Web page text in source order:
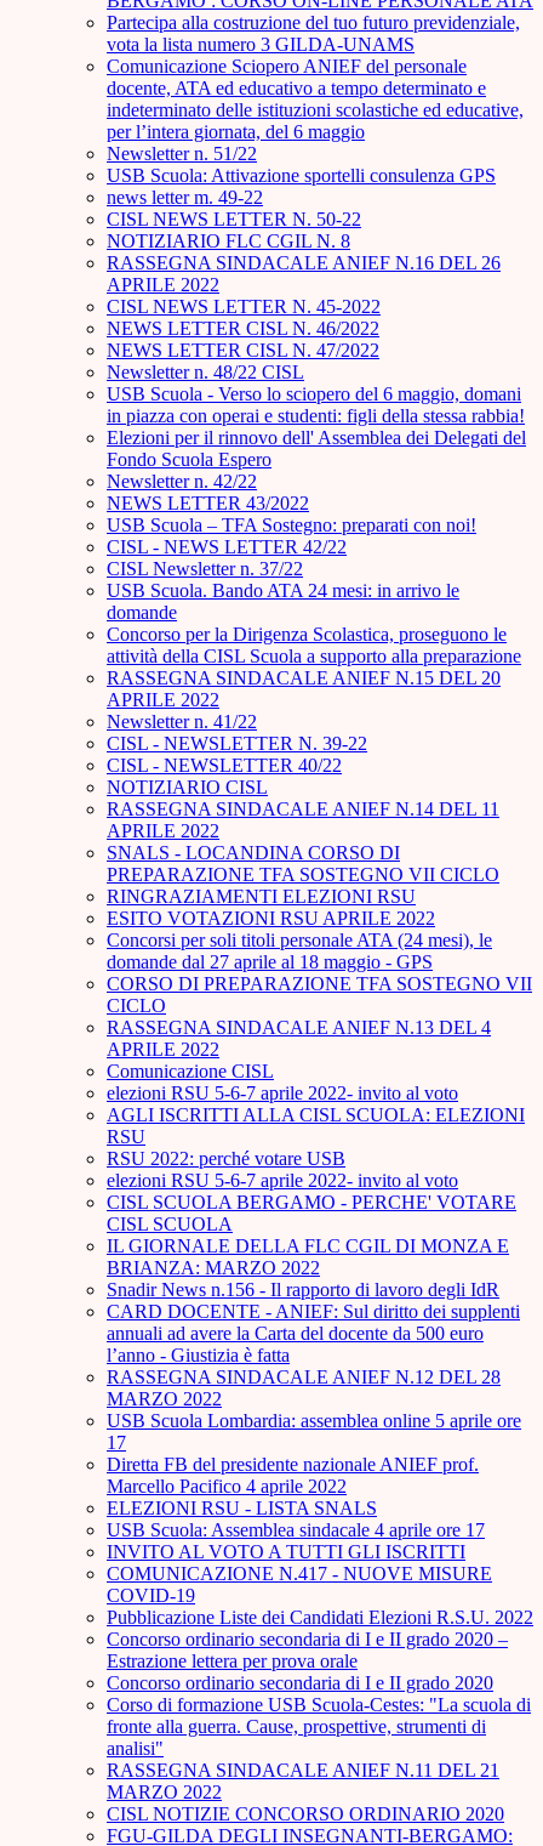
Partecipa alla costruzione del tuo futuro previdenziale,
vota la lista numero 3 GILDA-UNAMS
Comunicazione Sciopero ANIEF del personale
docente, ATA ed educativo a tempo determinato e
indeterminato delle istituzioni scolastiche ed educative,
per l’intera giornata, del 6 maggio
Newsletter n. 51/22
USB Scuola: Attivazione sportelli consulenza GPS
news letter m. 49-22
CISL NEWS LETTER N. 50-22
NOTIZIARIO FLC CGIL N. 8
RASSEGNA SINDACALE ANIEF N.16 DEL 26
APRILE 2022
CISL NEWS LETTER N. 45-2022
NEWS LETTER CISL N. 46/2022
NEWS LETTER CISL N. 47/2022
Newsletter n. 48/22 CISL
USB Scuola - Verso lo sciopero del 6 maggio, domani
in piazza con operai e studenti: figli della stessa rabbia!
Elezioni per il rinnovo dell' Assemblea dei Delegati del
Fondo Scuola Espero
Newsletter n. 42/22
NEWS LETTER 43/2022
USB Scuola – TFA Sostegno: preparati con noi!
CISL - NEWS LETTER 42/22
CISL Newsletter n. 37/22
USB Scuola. Bando ATA 24 mesi: in arrivo le
domande
Concorso per la Dirigenza Scolastica, proseguono le
attività della CISL Scuola a supporto alla preparazione
RASSEGNA SINDACALE ANIEF N.15 DEL 20
APRILE 2022
Newsletter n. 41/22
CISL - NEWSLETTER N. 39-22
CISL - NEWSLETTER 40/22
NOTIZIARIO CISL
RASSEGNA SINDACALE ANIEF N.14 DEL 11
APRILE 2022
SNALS - LOCANDINA CORSO DI
PREPARAZIONE TFA SOSTEGNO VII CICLO
RINGRAZIAMENTI ELEZIONI RSU
ESITO VOTAZIONI RSU APRILE 2022
Concorsi per soli titoli personale ATA (24 mesi), le
domande dal 27 aprile al 18 maggio - GPS
CORSO DI PREPARAZIONE TFA SOSTEGNO VII
CICLO
RASSEGNA SINDACALE ANIEF N.13 DEL 4
APRILE 2022
Comunicazione CISL
elezioni RSU 5-6-7 aprile 2022- invito al voto
AGLI ISCRITTI ALLA CISL SCUOLA: ELEZIONI
RSU
RSU 2022: perché votare USB
elezioni RSU 5-6-7 aprile 2022- invito al voto
CISL SCUOLA BERGAMO - PERCHE' VOTARE
CISL SCUOLA
IL GIORNALE DELLA FLC CGIL DI MONZA E
BRIANZA: MARZO 2022
Snadir News n.156 - Il rapporto di lavoro degli IdR
CARD DOCENTE - ANIEF: Sul diritto dei supplenti
annuali ad avere la Carta del docente da 500 euro
l’anno - Giustizia è fatta
RASSEGNA SINDACALE ANIEF N.12 DEL 28
MARZO 2022
USB Scuola Lombardia: assemblea online 5 aprile ore
17
Diretta FB del presidente nazionale ANIEF prof.
Marcello Pacifico 4 aprile 2022
ELEZIONI RSU - LISTA SNALS
USB Scuola: Assemblea sindacale 4 aprile ore 17
INVITO AL VOTO A TUTTI GLI ISCRITTI
COMUNICAZIONE N.417 - NUOVE MISURE
COVID-19
Pubblicazione Liste dei Candidati Elezioni R.S.U. 2022
Concorso ordinario secondaria di I e II grado 2020 –
Estrazione lettera per prova orale
Concorso ordinario secondaria di I e II grado 2020
Corso di formazione USB Scuola-Cestes: "La scuola di
fronte alla guerra. Cause, prospettive, strumenti di
analisi"
RASSEGNA SINDACALE ANIEF N.11 DEL 21
MARZO 2022
CISL NOTIZIE CONCORSO ORDINARIO 2020
FGU-GILDA DEGLI INSEGNANTI-BERGAMO: